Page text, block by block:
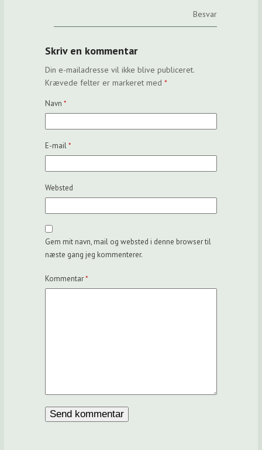
Besvar
Skriv en kommentar
Din e-mailadresse vil ikke blive publiceret.
Krævede felter er markeret med*
Navn*
E-mail*
Websted
Gem mit navn, mail og websted i denne browser til
næste gang jeg kommenterer.
Kommentar*